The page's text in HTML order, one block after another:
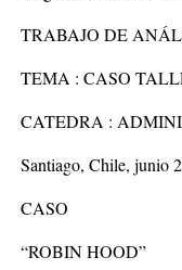
TRABAJO DE
TEMA : CASO
CATEDRA :
Santiago, Chile, junio
CASO
“ROBIN HOOD”